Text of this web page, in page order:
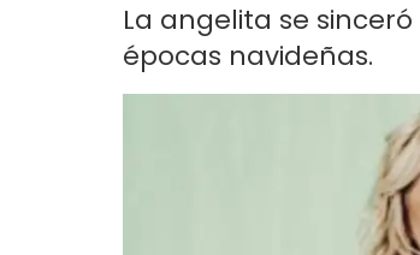
La angelita se
épocas navideñas.